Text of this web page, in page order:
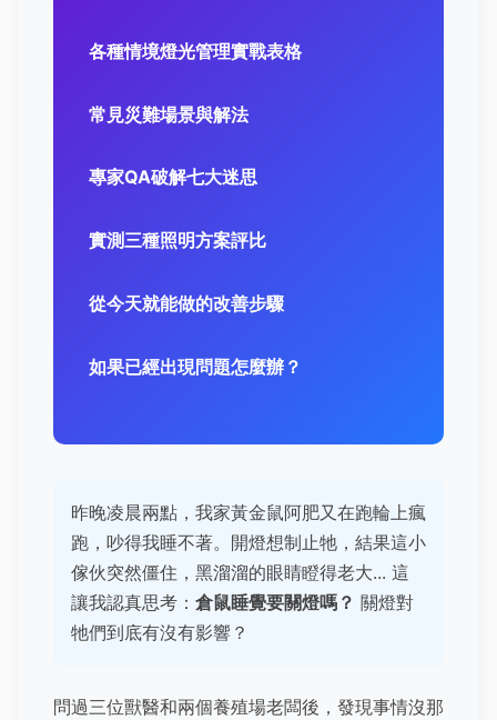
各種情境燈光管理實戰表格
常見災難場景與解法
專家QA破解七大迷思
實測三種照明方案評比
從今天就能做的改善步驟
如果已經出現問題怎麼辦？
昨晚凌晨兩點，我家黃金鼠阿肥又在跑輪上瘋
跑，吵得我睡不著。開燈想制止牠，結果這小
傢伙突然僵住，黑溜溜的眼睛瞪得老大... 這
讓我認真思考： 倉鼠睡覺要關燈嗎？ 關燈對
牠們到底有沒有影響？
問過三位獸醫和兩個養殖場老闆後，發現事情沒那